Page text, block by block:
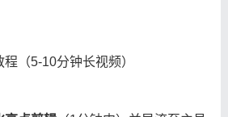
（5-10分钟长视频）